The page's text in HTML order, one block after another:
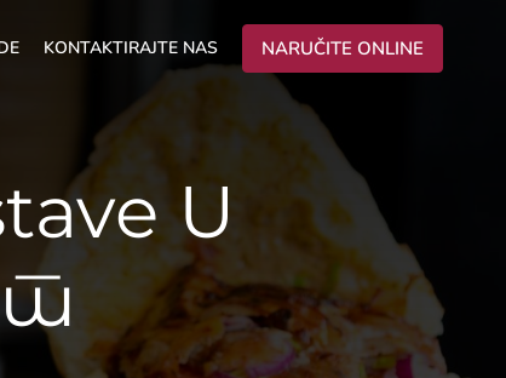
KONTAKTIRAJTE NAS NARUČITE ONLINE
U